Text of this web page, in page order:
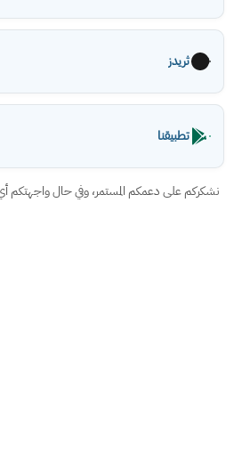
ثريدز
تطبيقنا
نشكركم على دعمكم المستمر، وفي حال واجهتكم أي